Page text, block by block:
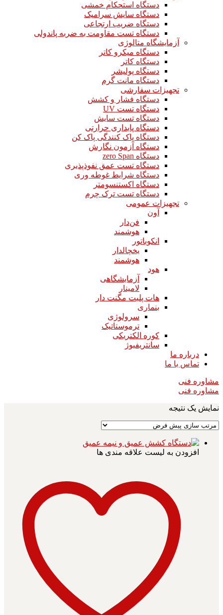
دستگاه استحکام خمشی
دستگاه سایش سرامیک
دستگاه ضریب ارتجاعی
دستگاه تست مقاومت به ضربه پاندولی
آزمایشگاه متالوژی
دستگاه میکرو کاتر
دستگاه کاتر
دستگاه پولیشر
دستگاه مانت گرم
تجهیزات سفارشی
دستگاه فشار و کشش
دستگاه تست UV
دستگاه تست سایش
دستگاه پایداری حرارتی
دستگاه پاک کنندگی پاک کن
دستگاه آزمون نگارش
دستگاه zero Span
دستگاه تست عمق نفوذپذیری
دستگاه شرایط غوطه وری
دستگاه اکستنسومتر
دستگاه تست ترک چرم
تجهیزات عمومی
آون
فن‌دار
هوشمند
انکوباتور
یخچالدار
هوشمند
هود
آزمایشگاهی
لامینار​​​​​​​
هات پلیت مگنت دار​​​​​​​
بنماری
سرولوژی
ترموستاتیک
کوره الکتریکی
سانتریفیوژ
درباره ما
تماس با ما
مشاوره فنی
مشاوره فنی
نمایش یک نتیجه
افزودن به لیست علاقه مندی ها